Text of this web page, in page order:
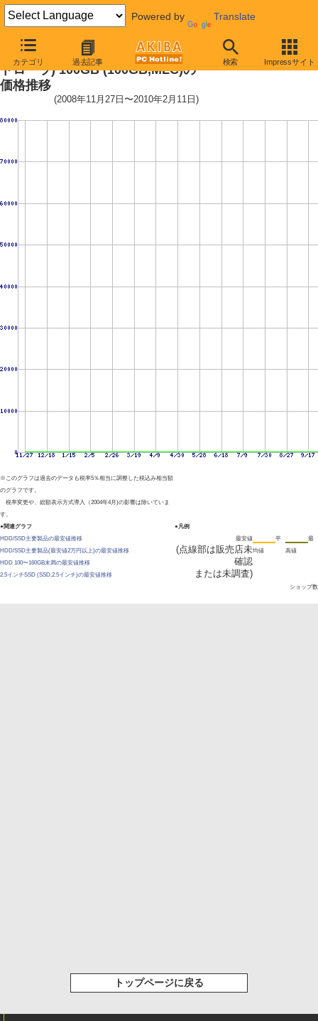
Powered by Translate
カテゴリ 過去記事 検索 Impressサイト
2.5インチSSD(SandForce製コン
トローラ) 100GB (100GB,MLC)の
価格推移
(2008年11月27日〜2010年2月11日)
※このグラフは過去のデータも税率5％相当に調整した税込み相当額
のグラフです。
税率変更や、総額表示方式導入（2004年4月)の影響は除いていま
す。
●関連グラフ
HDD/SSD主要製品の最安値推移
HDD/SSD主要製品(最安値2万円以上)の最安値推移
HDD 100〜160GB未満の最安値推移
2.5インチSSD (SSD,2.5インチ)の最安値推移
●凡例
最安値
(点線部は販売店未
確認
または未調査)
平
均値
最
高値
ショップ数
トップページに戻る